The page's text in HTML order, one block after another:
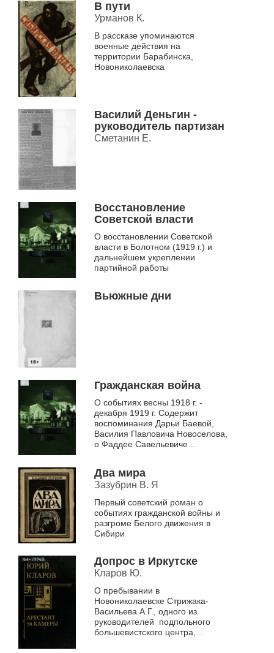
В пути
Урманов К.
В рассказе упоминаются
военные действия на
территории Барабинска,
Новониколаевска
Василий Деньгин -
руководитель партизан
Сметанин Е.
Восстановление
Советской власти
О восстановлении Советской
власти в Болотном (1919 г.) и
дальнейшем укреплении
партийной работы
Вьюжные дни
Гражданская война
О событиях весны 1918 г. -
декабря 1919 г. Содержит
воспоминания Дарьи Баевой,
Василия Павловича Новоселова,
о Фаддее Савельевиче
Два мира
Зазубрин В. Я
Первый советский роман о
событиях гражданской войны и
разгроме Белого движения в
Сибири
Допрос в Иркутске
Кларов Ю.
О пребывании в
Новониколаевске Стрижака-
Васильева А.Г., одного из
руководителей подпольного
большевистского центра,